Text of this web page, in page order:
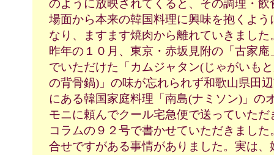
のように放映されてくると、その調理・飲
場面から本来の韓国料理に興味を抱くよう
なり、ますます焼肉から離れていきました
昨年の１０月、東京・赤坂見附の「古家庵
でいただけた「カムジャタン(じゃがいも
の背骨鍋)」の味が忘れられず和歌山県田
にある韓国家庭料理「南島(ナミソン)」の
モニに頼んでクール宅急便で送っていた
コラムの９２号で書かせていただきまし
合せですがある事情がありました。実は